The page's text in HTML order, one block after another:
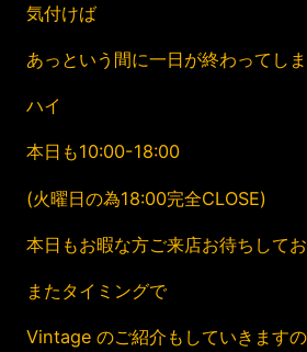
気付けば
あっという間に一日が終わってしま
ハイ
本日も10:00-18:00
(火曜日の為18:00完全CLOSE)
本日もお暇な方ご来店お待ちしてお
またタイミングで
Vintage のご紹介もしていきます